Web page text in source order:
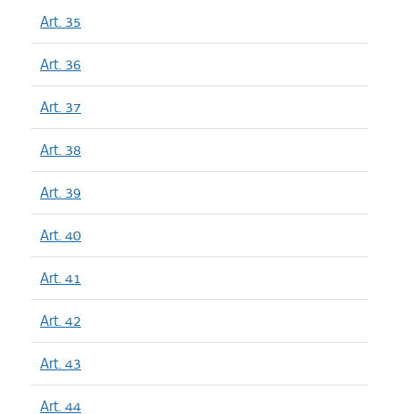
Art. 35
Art. 36
Art. 37
Art. 38
Art. 39
Art. 40
Art. 41
Art. 42
Art. 43
Art. 44